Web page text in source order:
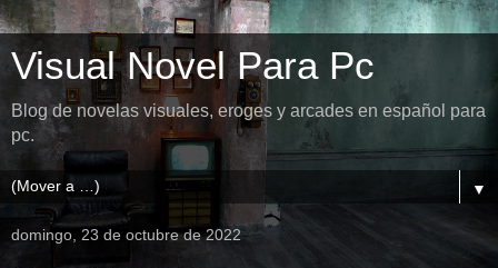
Visual Novel Para Pc
Blog de novelas visuales, eroges y arcades en español para
pc.
▼
domingo, 23 de octubre de 2022